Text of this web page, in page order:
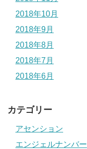
2018年10月
2018年9月
2018年8月
2018年7月
2018年6月
カテゴリー
アセンション
エンジェルナンバー